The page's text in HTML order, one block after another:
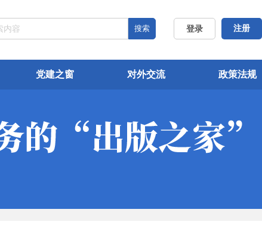
登录 注册
搜索
党建之窗 对外交流 政策法规